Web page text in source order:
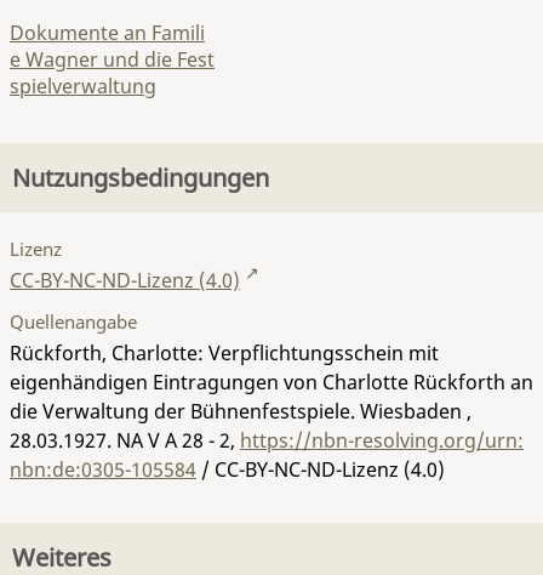
Dokumente an Famili
e Wagner und die Fest
spielverwaltung
Nutzungsbedingungen
Lizenz
CC-BY-NC-ND-Lizenz (4.0)
Quellenangabe
Rückforth, Charlotte: Verpflichtungsschein mit
eigenhändigen Eintragungen von Charlotte Rückforth an
die Verwaltung der Bühnenfestspiele. Wiesbaden ,
28.03.1927. NA V A 28 - 2, https://nbn-resolving.org/urn:
nbn:de:0305-105584 / CC-BY-NC-ND-Lizenz (4.0)
Weiteres